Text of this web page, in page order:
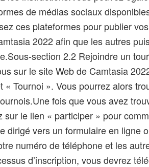
de médias sociaux
ces plateformes pour publier
2022 afin que les autres
section 2.2 Rejoindre un
sur le site Web de Camtasia
« Tournoi ». Vous pourrez alors
fois que vous avez
sur le lien « participer » pour
dirigé vers un formulaire en ligne
numéro de téléphone et les
d’inscription, vous devrez